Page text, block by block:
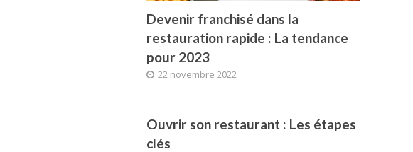
Devenir franchisé dans la
restauration rapide : La tendance
pour 2023
22 novembre 2022
Ouvrir son restaurant : Les étapes
clés